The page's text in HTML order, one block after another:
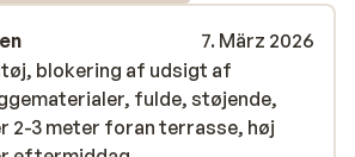
7. März 2026
blokering af udsigt af
fulde, støjende,
2-3 meter foran terrasse, høj
blokering af udsigt af
fulde, støjende,
2-3 meter foran terrasse, høj